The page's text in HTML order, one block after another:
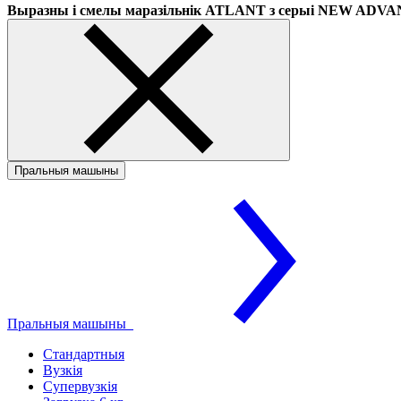
Выразны і смелы маразільнік ATLANT з серыі NEW
Пральныя машыны
Пральныя машыны
Стандартныя
Вузкія
Супервузкія